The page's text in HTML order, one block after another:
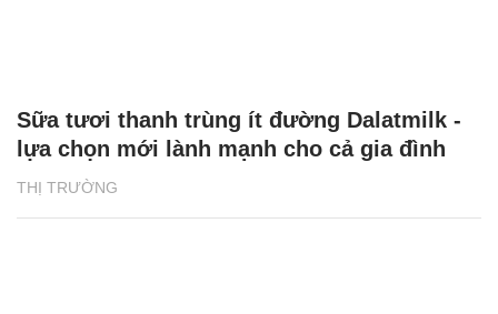
THỊ TRƯỜNG
Sữa tươi thanh trùng ít đường Dalatmilk -
lựa chọn mới lành mạnh cho cả gia đình